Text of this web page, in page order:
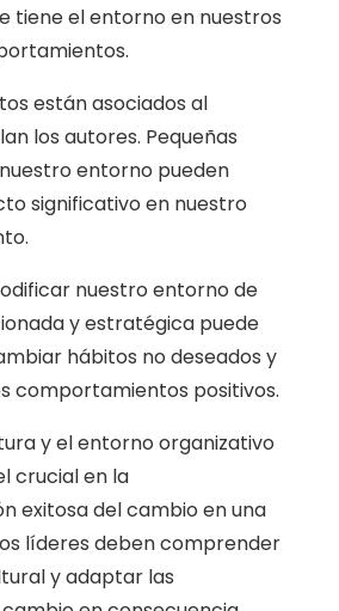
tiene el entorno en nuestros
están asociados al
los autores. Pequeñas
entorno pueden
significativo en nuestro
nuestro entorno de
y estratégica puede
hábitos no deseados y
comportamientos positivos.
y el entorno organizativo
crucial en la
exitosa del cambio en una
líderes deben comprender
y adaptar las